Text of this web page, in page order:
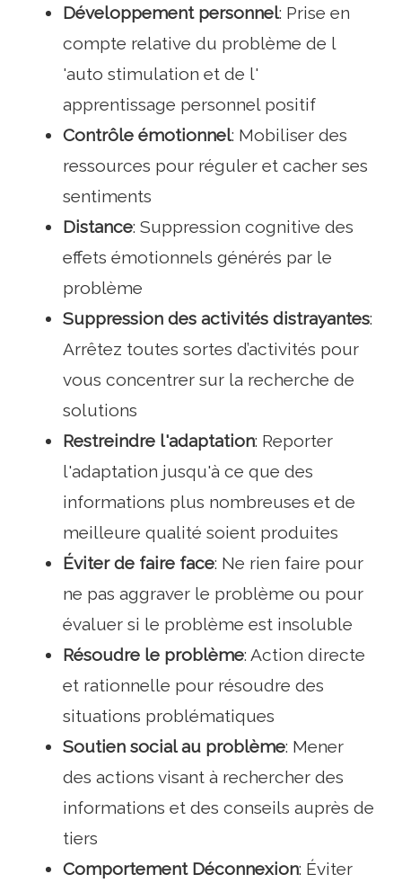
Développement personnel: Prise en
compte relative du problème de l
'auto stimulation et de l'
apprentissage personnel positif
Contrôle émotionnel: Mobiliser des
ressources pour réguler et cacher ses
sentiments
Distance: Suppression cognitive des
effets émotionnels générés par le
problème
Suppression des activités distrayantes:
Arrêtez toutes sortes d’activités pour
vous concentrer sur la recherche de
solutions
Restreindre l'adaptation: Reporter
l'adaptation jusqu'à ce que des
informations plus nombreuses et de
meilleure qualité soient produites
Éviter de faire face: Ne rien faire pour
ne pas aggraver le problème ou pour
évaluer si le problème est insoluble
Résoudre le problème: Action directe
et rationnelle pour résoudre des
situations problématiques
Soutien social au problème: Mener
des actions visant à rechercher des
informations et des conseils auprès de
tiers
Comportement Déconnexion: Éviter